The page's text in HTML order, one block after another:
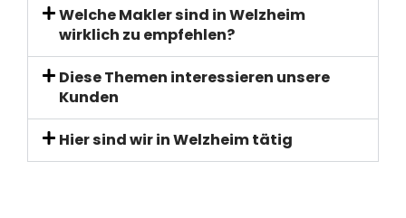
Welche Makler sind in Welzheim
wirklich zu empfehlen?
Diese Themen interessieren unsere
Kunden
Hier sind wir in Welzheim tätig